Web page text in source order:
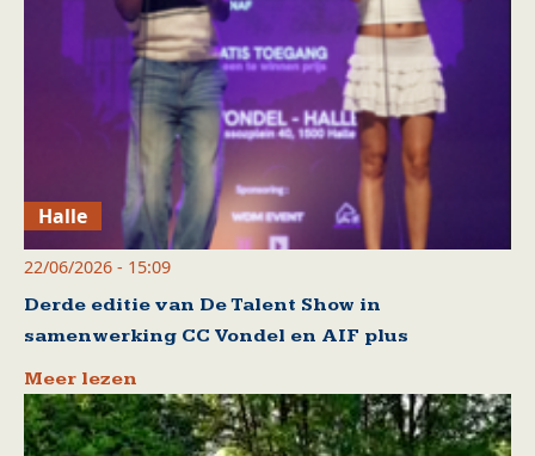
Halle
22/06/2026 - 15:09
Derde editie van De Talent Show in
samenwerking CC Vondel en AIF plus
Meer lezen